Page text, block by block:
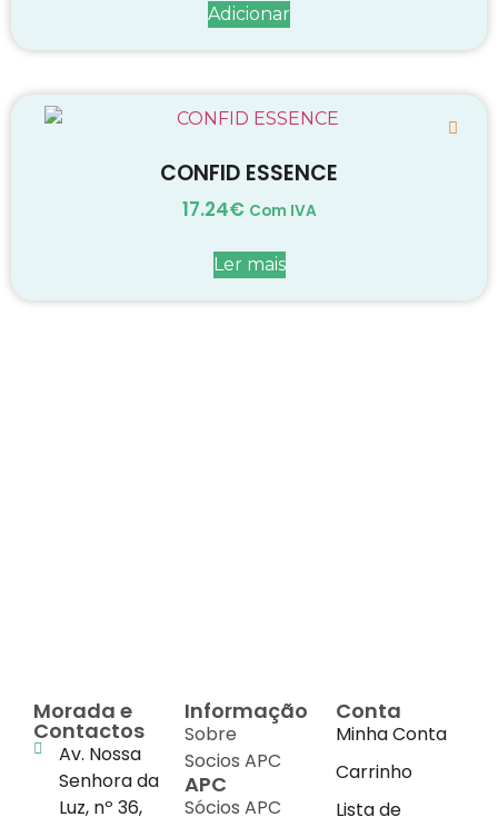
Adicionar
CONFID ESSENCE
17.24€ Com IVA
Ler mais
Morada e
Contactos
Av. Nossa
Senhora da
Luz, nº 36,
Informação
Sobre
Socios APC
APC
Sócios APC
Conta
Minha Conta
Carrinho
Lista de